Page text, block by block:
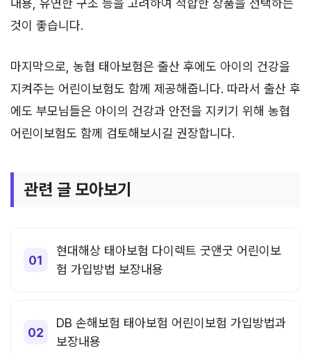
것이 좋습니다.
마지막으로, 농협 태아보험은 출산 후에도 아이의 건강을
지켜주는 어린이보험도 함께 제공해줍니다. 따라서 출산 후
에도 부모님들은 아이의 건강과 안전을 지키기 위해 농협
어린이보험도 함께 검토해보시길 권장합니다.
관련 글 모아보기
현대해상 태아보험 다이렉트 굿앤굿 어린이보
험 가입방법 보장내용
DB 손해보험 태아보험 어린이보험 가입방법과
보장내용